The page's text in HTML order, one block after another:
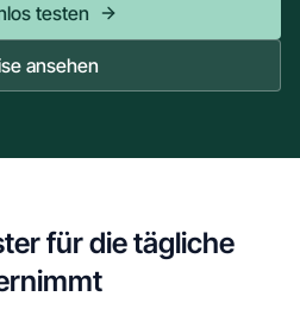
testen
ansehen
für die tägliche